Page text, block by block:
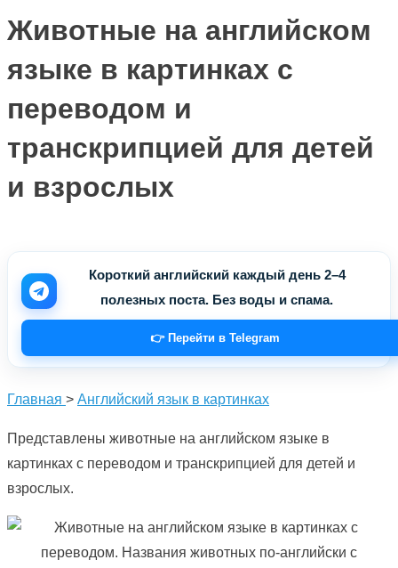
Животные на английском
языке в картинках с
переводом и
транскрипцией для детей
и взрослых
Короткий английский каждый день 2–4
полезных поста. Без воды и спама.
👉 Перейти в Telegram
Главная > Английский язык в картинках
Представлены животные на английском языке в
картинках с переводом и транскрипцией для детей и
взрослых.